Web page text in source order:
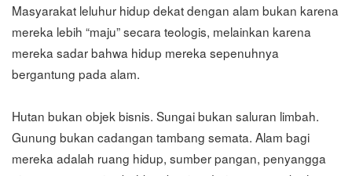
Masyarakat leluhur hidup dekat dengan alam bukan karena
mereka lebih “maju” secara teologis, melainkan karena
mereka sadar bahwa hidup mereka sepenuhnya
bergantung pada alam.
Hutan bukan objek bisnis. Sungai bukan saluran limbah.
Gunung bukan cadangan tambang semata. Alam bagi
mereka adalah ruang hidup, sumber pangan, penyangga